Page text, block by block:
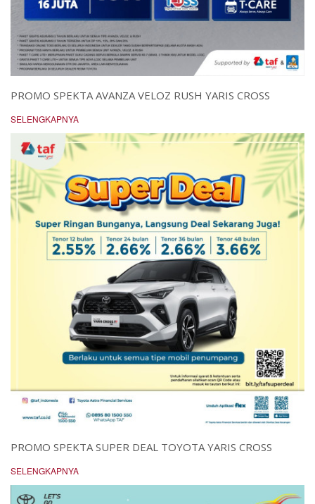
PROMO SPEKTA AVANZA VELOZ RUSH YARIS CROSS
SELENGKAPNYA
PROMO SPEKTA SUPER DEAL TOYOTA YARIS CROSS
SELENGKAPNYA